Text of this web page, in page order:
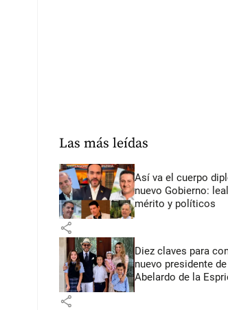
Las más leídas
Así va el cuerpo
nuevo Gobierno:
mérito y políticos
share
Diez claves para
nuevo presidente
Abelardo de la
share